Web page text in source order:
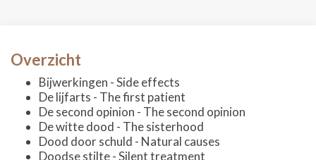
Overzicht
Bijwerkingen - Side effects
De lijfarts - The first patient
De second opinion - The second opinion
De witte dood - The sisterhood
Dood door schuld - Natural causes
Doodse stilte - Silent treatment